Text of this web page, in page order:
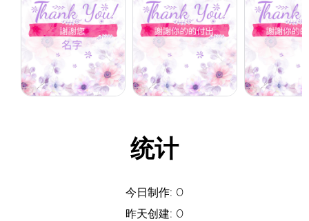
统计
今日制作: 0
昨天创建: 0